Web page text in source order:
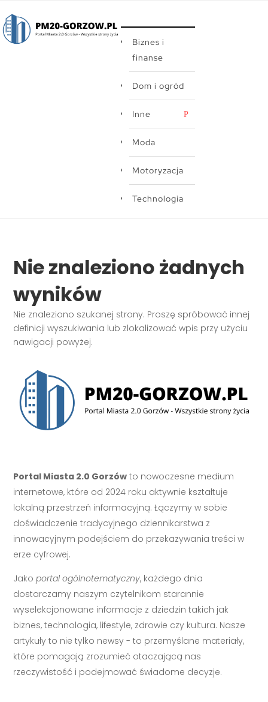
Biznes i
finanse
Dom i ogród
Inne
Moda
Motoryzacja
Technologia
Nie znaleziono żadnych
wyników
Nie znaleziono szukanej strony. Proszę spróbować innej
definicji wyszukiwania lub zlokalizować wpis przy użyciu
nawigacji powyżej.
Portal Miasta 2.0 Gorzów to nowoczesne medium
internetowe, które od 2024 roku aktywnie kształtuje
lokalną przestrzeń informacyjną. Łączymy w sobie
doświadczenie tradycyjnego dziennikarstwa z
innowacyjnym podejściem do przekazywania treści w
erze cyfrowej.
Jakoportal ogólnotematyczny, każdego dnia
dostarczamy naszym czytelnikom starannie
wyselekcjonowane informacje z dziedzin takich jak
biznes, technologia, lifestyle, zdrowie czy kultura. Nasze
artykuły to nie tylko newsy - to przemyślane materiały,
które pomagają zrozumieć otaczającą nas
rzeczywistość i podejmować świadome decyzje.